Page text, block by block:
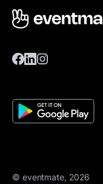
© eventmate, 2026